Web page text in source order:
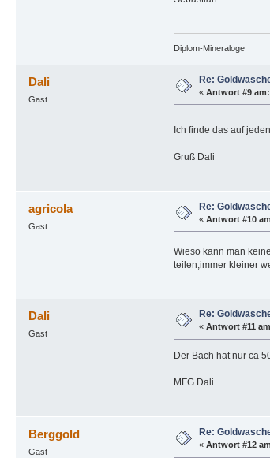
Diplom-Mineraloge
Dali
Gast
Re:
« Antwort #9 am:
Ich finde das auf
Gruß Dali
agricola
Gast
Re:
« Antwort #10
Wieso kann man
teilen,immer kleiner
Dali
Gast
Re:
« Antwort #11
Der Bach hat nur ca
MFG Dali
Berggold
Gast
Re:
« Antwort #12